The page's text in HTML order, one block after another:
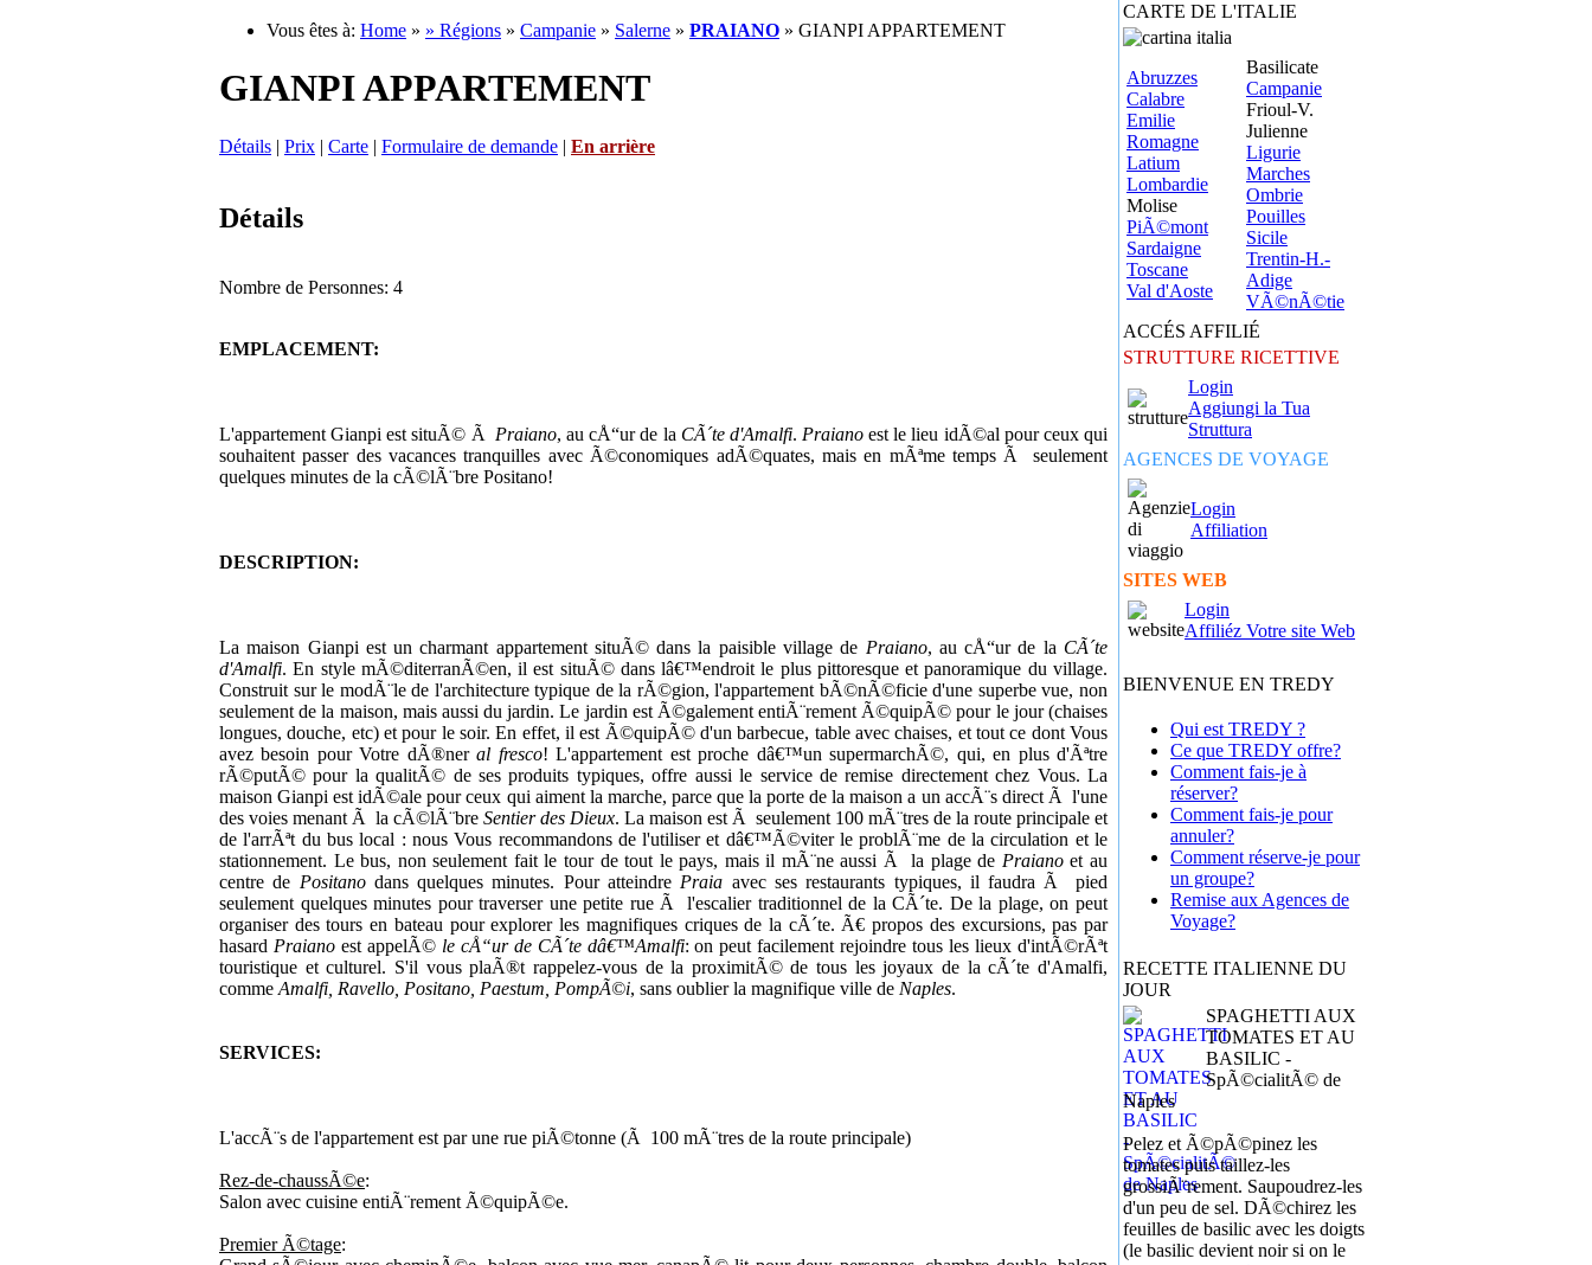
Vous êtes à: Home » » Régions » Campanie » Salerne » PRAIANO » GIANPI APPARTEMENT
GIANPI APPARTEMENT
Détails | Prix | Carte | Formulaire de demande | En arrière
Détails
Nombre de Personnes: 4
EMPLACEMENT:
L'appartement Gianpi est situÃ© Ã Praiano, au cÅ“ur de la CÃ´te d'Amalfi. Praianoest le lieu idÃ©al pour ceux qui
souhaitent passer des vacances tranquilles avec Ã©conomiques adÃ©quates, mais en mÃªme temps Ã seulement
quelques minutes de la cÃ©lÃ¨bre Positano!
DESCRIPTION:
La maison Gianpi est un charmant appartement situÃ© dans la paisible village de Praiano, au cÅ“ur de la CÃ´te
d'Amalfi. En style mÃ©diterranÃ©en, il est situÃ© dans lâ€™endroit le plus pittoresque et panoramique du village.
Construit sur le modÃ¨le de l'architecture typique de la rÃ©gion, l'appartement bÃ©nÃ©ficie d'une superbe vue, non
seulement de la maison, mais aussi du jardin. Le jardin est Ã©galement entiÃ¨rement Ã©quipÃ© pour le jour (chaises
longues, douche, etc) et pour le soir. En effet, il est Ã©quipÃ© d'un barbecue, table avec chaises, et tout ce dont Vous
avez besoin pour Votre dÃ®neral fresco! L'appartement est proche dâ€™un supermarchÃ©, qui, en plus d'Ãªtre
rÃ©putÃ© pour la qualitÃ© de ses produits typiques, offre aussi le service de remise directement chez Vous. La
maison Gianpi est idÃ©ale pour ceux qui aiment la marche, parce que la porte de la maison a un accÃ¨s direct Ã l'une
des voies menant Ã la cÃ©lÃ¨bre Sentier des Dieux. La maison est Ã seulement 100 mÃ¨tres de la route principale et
de l'arrÃªt du bus local : nous Vous recommandons de l'utiliser et dâ€™Ã©viter le problÃ¨me de la circulation et le
stationnement. Le bus, non seulement fait le tour de tout le pays, mais il mÃ¨ne aussi Ã la plage de Praianoet au
centre de Positanodans quelques minutes. Pour atteindre Praia avec ses restaurants typiques, il faudra Ã pied
seulement quelques minutes pour traverser une petite rue Ã l'escalier traditionnel de la CÃ´te. De la plage, on peut
organiser des tours en bateau pour explorer les magnifiques criques de la cÃ´te. Ã€ propos des excursions, pas par
hasard Praianoest appelÃ© le cÅ“ur de CÃ´te dâ€™Amalfi: on peut facilement rejoindre tous les lieux d'intÃ©rÃªt
touristique et culturel. S'il vous plaÃ®t rappelez-vous de la proximitÃ© de tous les joyaux de la cÃ´te d'Amalfi,
comme Amalfi, Ravello, Positano, Paestum, PompÃ©i, sans oublier la magnifique ville de Naples.
SERVICES:
L'accÃ¨s de l'appartement est par une rue piÃ©tonne (Ã 100 mÃ¨tres de la route principale)
Rez-de-chaussÃ©e:
Salon avec cuisine entiÃ¨rement Ã©quipÃ©e.
Premier Ã©tage:
CARTE DE L'ITALIE
Abruzzes
Calabre
Emilie
Romagne
Latium
Lombardie
Molise
PiÃ©mont
Sardaigne
Toscane
Val d'Aoste
Basilicate
Campanie
Frioul-V.
Julienne
Ligurie
Marches
Ombrie
Pouilles
Sicile
Trentin-H.-
Adige
VÃ©nÃ©tie
ACCÉS AFFILIÉ
STRUTTURE RICETTIVE
Login
Aggiungi la Tua
Struttura
AGENCES DE VOYAGE
Login
Affiliation
SITES WEB
Login
Affiliéz Votre site Web
BIENVENUE EN TREDY
Qui est TREDY ?
Ce que TREDY offre?
Comment fais-je à
réserver?
Comment fais-je pour
annuler?
Comment réserve-je pour
un groupe?
Remise aux Agences de
Voyage?
RECETTE ITALIENNE DU
JOUR
SPAGHETTI AUX
TOMATES ET AU
BASILIC -
SpÃ©cialitÃ© de
Naples
Pelez et Ã©pÃ©pinez les
tomates puis taillez-les
grossiÃ¨rement. Saupoudrez-les
d'un peu de sel. DÃ©chirez les
feuilles de basilic avec les doigts
(le basilic devient noir si on le